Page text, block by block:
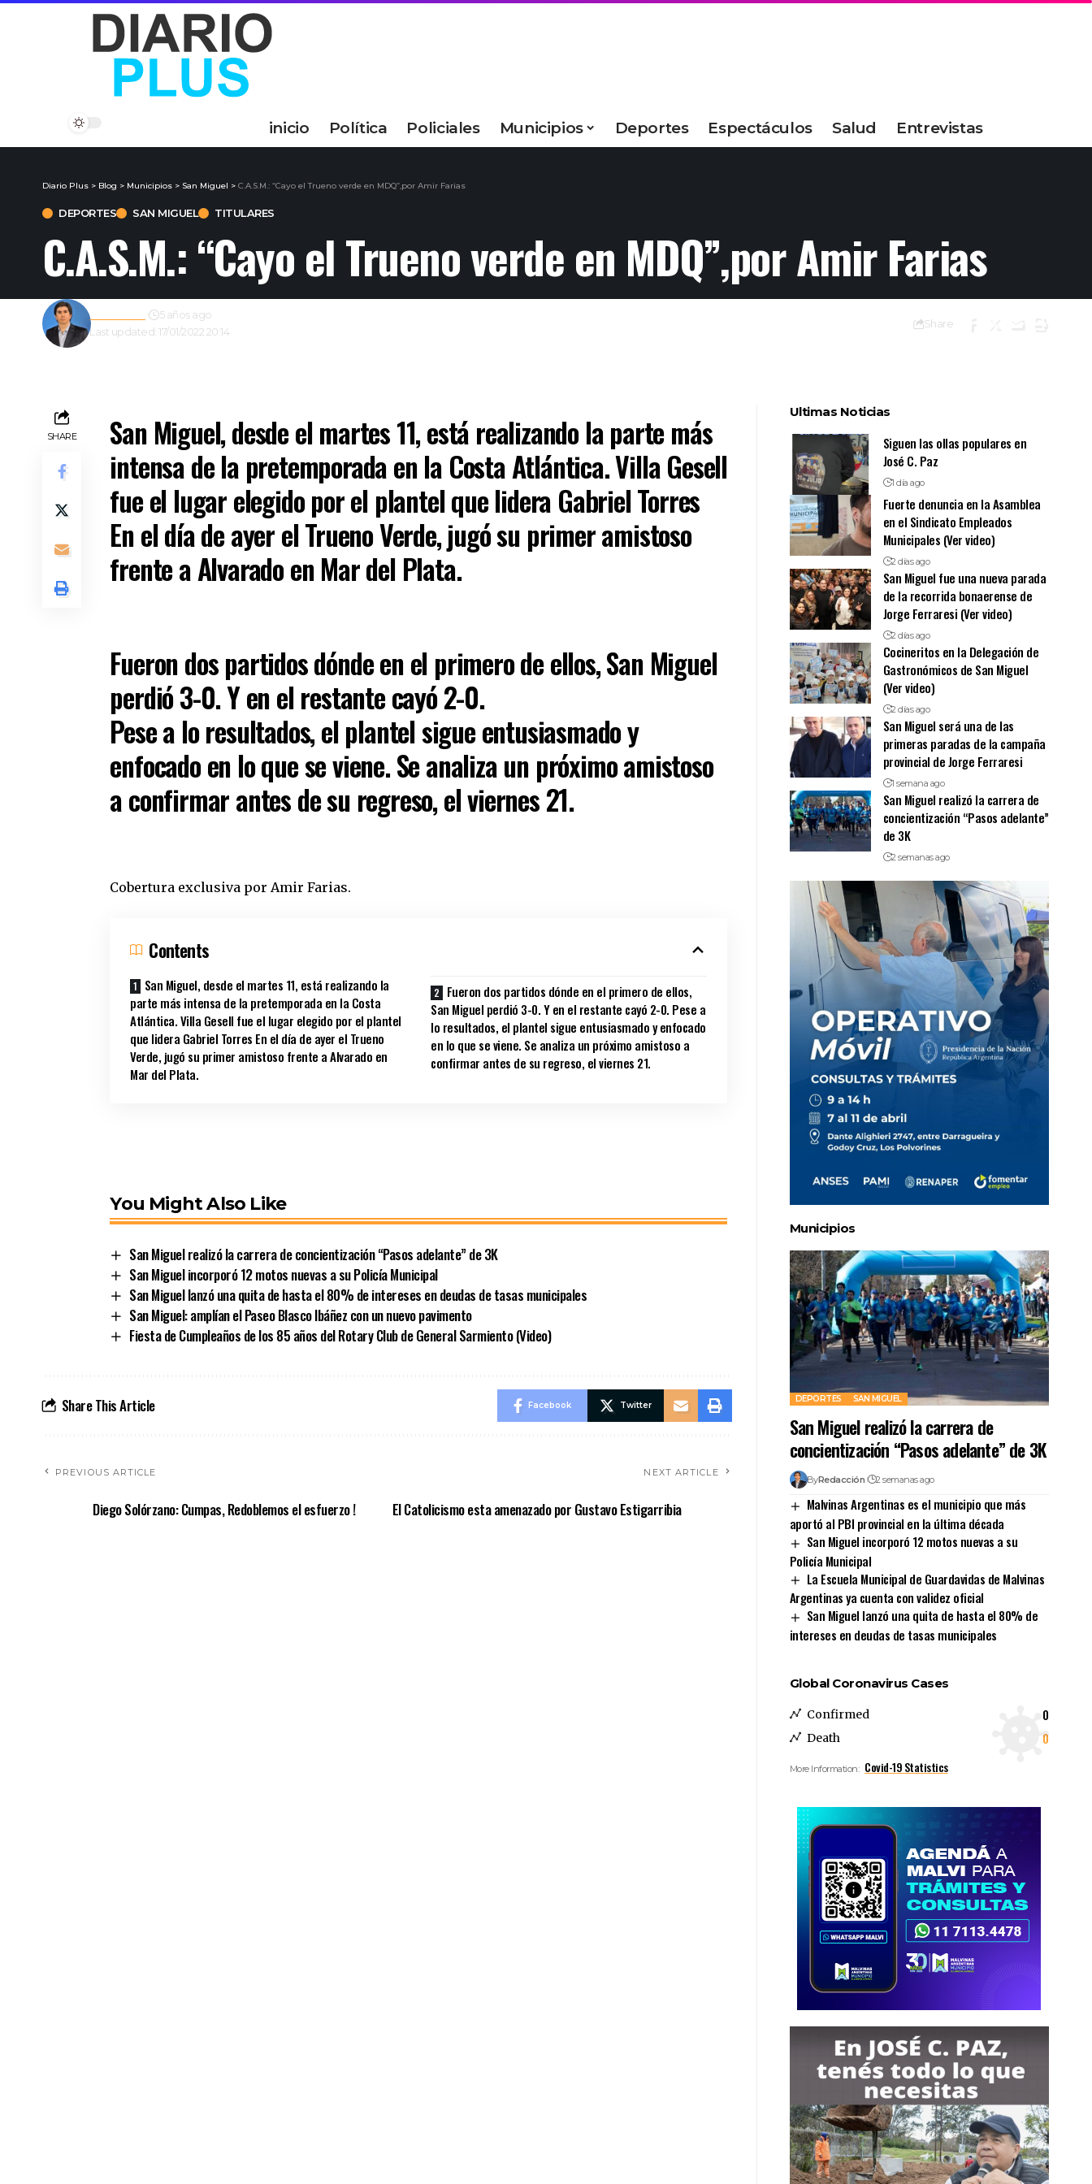
inicio Política Policiales Municipios Deportes Espectáculos Salud Entrevistas
Diario Plus > Blog > Municipios > San Miguel > C.A.S.M.: “Cayo el Trueno verde en MDQ”,por Amir Farias
DEPORTES SAN MIGUEL TITULARES
C.A.S.M.: “Cayo el Trueno verde en MDQ”,por Amir Farias
Last updated: 17/01/2022 20:14
Redacción 5 años ago
Share
SHARE
San Miguel, desde el martes 11, está realizando la parte más
intensa de la pretemporada en la Costa Atlántica. Villa Gesell
fue el lugar elegido por el plantel que lidera Gabriel Torres
En el día de ayer el Trueno Verde, jugó su primer amistoso
frente a Alvarado en Mar del Plata.
Fueron dos partidos dónde en el primero de ellos, San Miguel
perdió 3-0. Y en el restante cayó 2-0.
Pese a lo resultados, el plantel sigue entusiasmado y
enfocado en lo que se viene. Se analiza un próximo amistoso
a confirmar antes de su regreso, el viernes 21.
Cobertura exclusiva por Amir Farias.
Contents
San Miguel, desde el martes 11, está realizando la
parte más intensa de la pretemporada en la Costa
Atlántica. Villa Gesell fue el lugar elegido por el plantel
que lidera Gabriel Torres En el día de ayer el Trueno
Verde, jugó su primer amistoso frente a Alvarado en
Mar del Plata.
Fueron dos partidos dónde en el primero de ellos,
San Miguel perdió 3-0. Y en el restante cayó 2-0. Pese a
lo resultados, el plantel sigue entusiasmado y enfocado
en lo que se viene. Se analiza un próximo amistoso a
confirmar antes de su regreso, el viernes 21.
You Might Also Like
San Miguel realizó la carrera de concientización “Pasos adelante” de 3K
San Miguel incorporó 12 motos nuevas a su Policía Municipal
San Miguel lanzó una quita de hasta el 80% de intereses en deudas de tasas municipales
San Miguel: amplían el Paseo Blasco Ibáñez con un nuevo pavimento
Fiesta de Cumpleaños de los 85 años del Rotary Club de General Sarmiento (Video)
Share This Article Facebook Twitter
PREVIOUS ARTICLE
Diego Solórzano: Cumpas, Redoblemos el esfuerzo !
NEXT ARTICLE
El Catolicismo esta amenazado por Gustavo Estigarribia
Ultimas Noticias
Siguen las ollas populares en
José C. Paz
1 día ago
Fuerte denuncia en la Asamblea
en el Sindicato Empleados
Municipales (Ver video)
2 días ago
San Miguel fue una nueva parada
de la recorrida bonaerense de
Jorge Ferraresi (Ver video)
2 días ago
Cocineritos en la Delegación de
Gastronómicos de San Miguel
(Ver video)
2 días ago
San Miguel será una de las
primeras paradas de la campaña
provincial de Jorge Ferraresi
1 semana ago
San Miguel realizó la carrera de
concientización “Pasos adelante”
de 3K
2 semanas ago
Municipios
DEPORTES SAN MIGUEL
San Miguel realizó la carrera de
concientización “Pasos adelante” de 3K
ByRedacción 2 semanas ago
Malvinas Argentinas es el municipio que más
aportó al PBI provincial en la última década
San Miguel incorporó 12 motos nuevas a su
Policía Municipal
La Escuela Municipal de Guardavidas de Malvinas
Argentinas ya cuenta con validez oficial
San Miguel lanzó una quita de hasta el 80% de
intereses en deudas de tasas municipales
Global Coronavirus Cases
Confirmed 0
Death 0
More Information: Covid-19 Statistics